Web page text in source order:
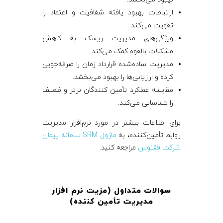
ارتباطات بهبود یافته شفافیت و اعتماد را
تقویت می‌کند.
ویژگی‌های مدیریت ریسک به کاهش
مشکلات بالقوه کمک می‌کند.
مدیریت ساده‌شده قرارداد زمان را صرفه‌جویی
کرده و ارزیابی‌ها را بهبود می‌بخشد.
مقایسه عملکرد تأمین ‌کنندگان برتر و ضعیف
را شناسایی می‌کند.
برای اطلاعات بیشتر در مورد نرم‌افزار مدیریت
روابط تأمین‌کننده، به
ماژول SRM سامانه پیمان
شرکت ققنوس مراجعه کنید.
سوالات متداول (مزیت نرم‌ افزار
مدیریت تأمین‌ کننده)